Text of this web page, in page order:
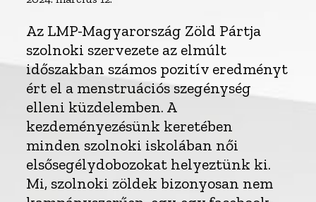
Az LMP-Magyarország Zöld Pártja
szolnoki szervezete az elmúlt
időszakban számos pozitív eredményt
ért el a menstruációs szegénység
elleni küzdelemben. A
kezdeményezésünk keretében
minden szolnoki iskolában női
elsősegélydobozokat helyeztünk ki.
Mi, szolnoki zöldek bizonyosan nem